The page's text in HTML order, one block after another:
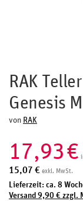
RAK
Genesis
von RAK
17,93€
15,07 € exkl. MwSt.
Lieferzeit: ca. 8
Versand 9,90 € zzgl.